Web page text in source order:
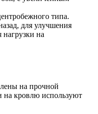
типа.
для улучшения
на
на прочной
на кровлю используют